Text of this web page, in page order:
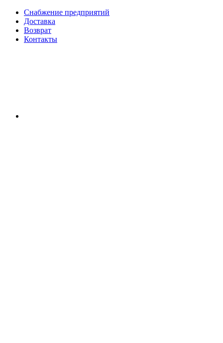
Снабжение предприятий
Доставка
Возврат
Контакты